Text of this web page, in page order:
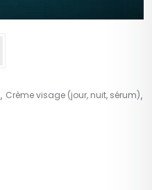
Crème visage (jour, nuit, sérum)